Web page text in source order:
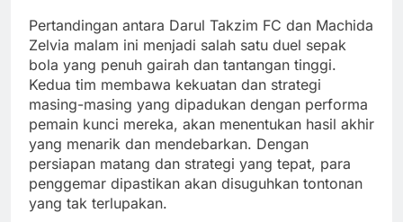
Pertandingan antara Darul Takzim FC dan Machida
Zelvia malam ini menjadi salah satu duel sepak
bola yang penuh gairah dan tantangan tinggi.
Kedua tim membawa kekuatan dan strategi
masing-masing yang dipadukan dengan performa
pemain kunci mereka, akan menentukan hasil akhir
yang menarik dan mendebarkan. Dengan
persiapan matang dan strategi yang tepat, para
penggemar dipastikan akan disuguhkan tontonan
yang tak terlupakan.